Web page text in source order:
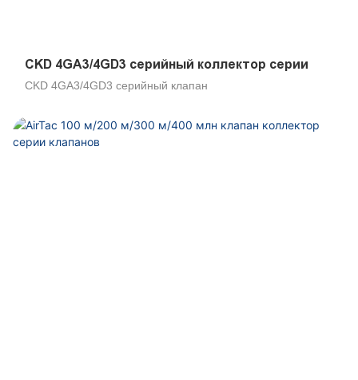
CKD 4GA3/4GD3 серийный коллектор серии
CKD 4GA3/4GD3 серийный клапан